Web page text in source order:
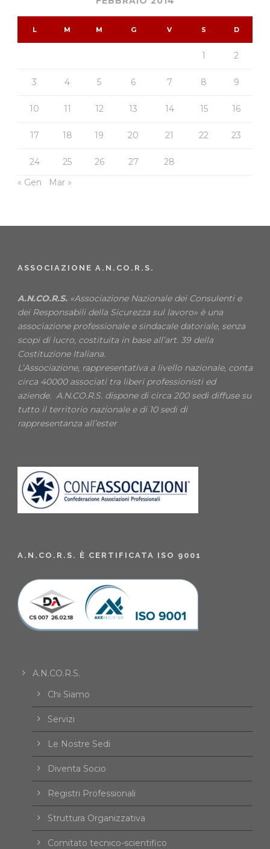
L M M G V S D
1 2
3 4 5 6 7 8 9
10 11 12 13 14 15 16
17 18 19 20 21 22 23
24 25 26 27
28
« Gen
Mar »
ASSOCIAZIONE A.N.CO.R.S.
A.N.CO.R.S. «Associazione Nazionale dei Consulenti e
dei Responsabili della Sicurezza sul lavoro» è una
associazione professionale e sindacale datoriale, senza
scopi di lucro, costituita in base all’art. 39 della
Costituzione Italiana.
L’Associazione, rappresentativa a livello nazionale, conta
circa 40000 associati tra liberi professionisti ed
aziende. A.N.CO.R.S. dispone di circa 200 sedi diffuse su
tutto il territorio nazionale e di 10 sedi di
rappresentanza all’ester
A.N.CO.R.S. È CERTIFICATA ISO 9001
A.N.CO.R.S.
Chi Siamo
Servizi
Le Nostre Sedi
Diventa Socio
Registri Professionali
Struttura Organizzativa
Comitato tecnico-scientifico